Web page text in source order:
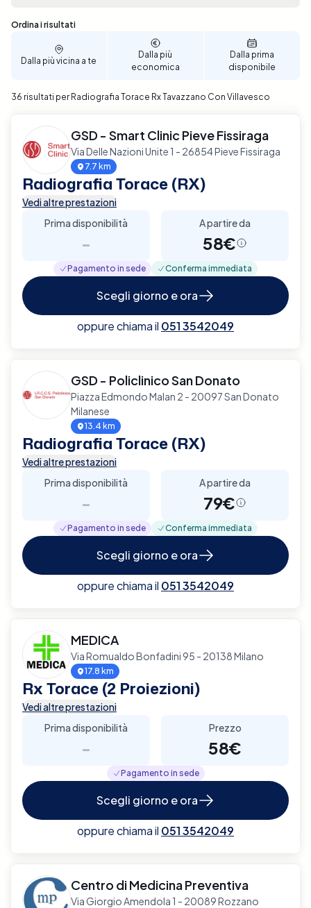
si adattano alle tue esigenze. Prenota ora per
assicurarti un supporto di qualità nella cura della tua
salute a Tavazzano Con Villavesco.
Sono stati trovati 36 risultati
Ordina i risultati
Dalla più vicina a te
Dalla più
economica
Dalla prima
disponibile
36 risultati per Radiografia Torace Rx Tavazzano Con Villavesco
GSD - Smart Clinic Pieve Fissiraga
Via Delle Nazioni Unite 1 - 26854 Pieve Fissiraga
7.7 km
Radiografia Torace (RX)
Vedi altre prestazioni
Prima disponibilità
-
A partire da
58€
Pagamento in sede Conferma immediata
Scegli giorno e ora
oppure chiama il 051 3542049
GSD - Policlinico San Donato
Piazza Edmondo Malan 2 - 20097 San Donato
Milanese
13.4 km
Radiografia Torace (RX)
Vedi altre prestazioni
Prima disponibilità
-
A partire da
79€
Pagamento in sede Conferma immediata
Scegli giorno e ora
oppure chiama il 051 3542049
MEDICA
Via Romualdo Bonfadini 95 - 20138 Milano
17.8 km
Rx Torace (2 Proiezioni)
Vedi altre prestazioni
Prima disponibilità
-
Prezzo
58€
Pagamento in sede
Scegli giorno e ora
oppure chiama il 051 3542049
Centro di Medicina Preventiva
Via Giorgio Amendola 1 - 20089 Rozzano